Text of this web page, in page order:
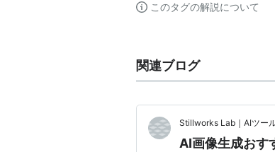
このタグの解説について
関連ブログ
Stillworks Lab｜AIツー
AI画像生成おす